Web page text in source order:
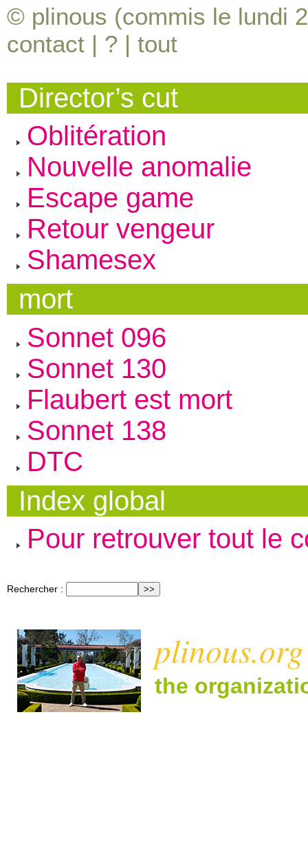
© plinous (commis le lundi
contact | ? | tout
Director’s cut
Oblitération
Nouvelle anomalie
Escape game
Retour vengeur
Shamesex
mort
Sonnet 096
Sonnet 130
Flaubert est mort
Sonnet 138
DTC
Index global
Pour retrouver tout le
Rechercher :
plinous.org
the